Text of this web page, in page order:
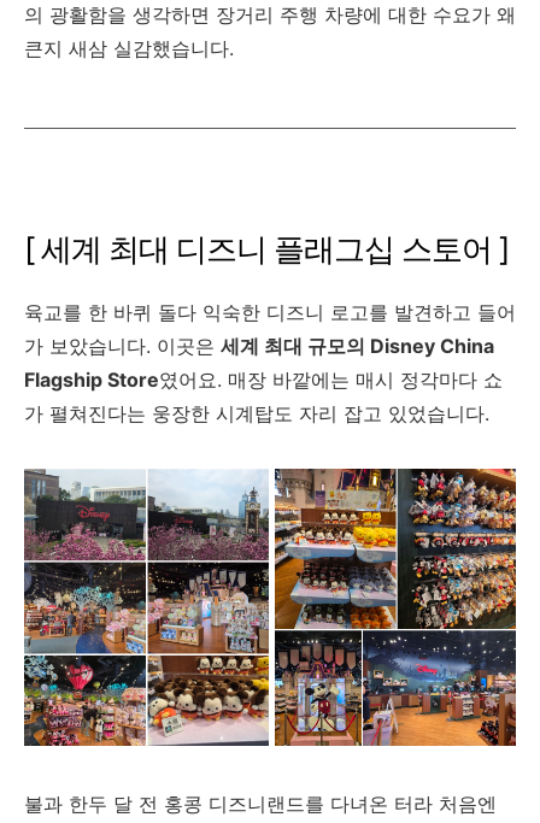
의 광활함을 생각하면 장거리 주행 차량에 대한 수요가 왜
큰지 새삼 실감했습니다.
[ 세계 최대 디즈니 플래그십 스토어 ]
육교를 한 바퀴 돌다 익숙한 디즈니 로고를 발견하고 들어
가 보았습니다. 이곳은 세계 최대 규모의 Disney China
Flagship Store였어요. 매장 바깥에는 매시 정각마다 쇼
가 펼쳐진다는 웅장한 시계탑도 자리 잡고 있었습니다.
불과 한두 달 전 홍콩 디즈니랜드를 다녀온 터라 처음엔